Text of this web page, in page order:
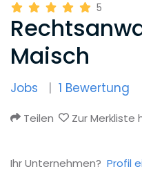
5
Maisch
Jobs 1 Bewertung
Teilen Zur Merkliste
Ihr Unternehmen? Profil